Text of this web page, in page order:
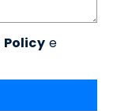
Policye